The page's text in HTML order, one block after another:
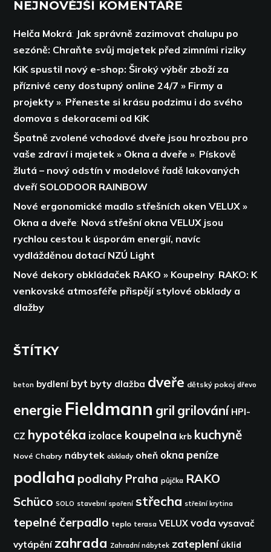
NEJNOVĚJŠÍ KOMENTÁŘE
Helča Mokrá: Jak správně zazimovat chalupu po
sezóně: Chraňte svůj majetek před zimními riziky
KiK spustil nový e-shop: Široký výběr zboží za
příznivé ceny dostupný online 24/7 » Firmy a
projekty »: Přeneste si krásu podzimu i do svého
domova s dekoracemi od KiK
Špatně zvolené vchodové dveře jsou hrozbou pro
vaše zdraví i majetek » Okna a dveře »: Pískově
žlutá – nový odstín v modelové řadě lakovaných
dveří SOLODOOR RAINBOW
Nové ergonomické madlo střešních oken VELUX »
Okna a dveře: Nová střešní okna VELUX jsou
rychlou cestou k úsporám energií, navíc
vydlážděnou dotací NZÚ Light
Nové dekory obkládaček RAKO » Koupelny: RAKO: K
venkovské atmosféře přispějí stylové obklady a
dlažby
ŠTÍTKY
beton bydlení byt byty dlažba dveře dětský pokoj dřevo
energie Fieldmann gril grilování HPI-
CZ hypotéka izolace koupelna krb kuchyně
Nové Chabry nábytek obklady oheň okna peníze
podlaha podlahy Praha půjčka RAKO
Schüco SOLO stavební spoření střecha střešní krytina
tepelné čerpadlo teplo terasa VELUX voda vysavač
vytápění zahrada Zahradní nábytek zateplení úklid